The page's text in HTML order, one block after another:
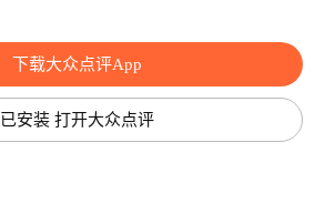
下载大众点评App
已安装 打开大众点评